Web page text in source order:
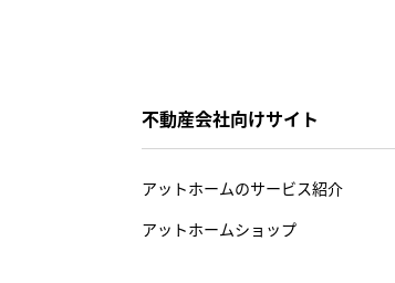
不動産会社向けサイト
アットホームのサービス紹介
アットホームショップ